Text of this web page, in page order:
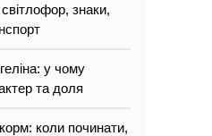
знаки,
у чому
та доля
коли починати,